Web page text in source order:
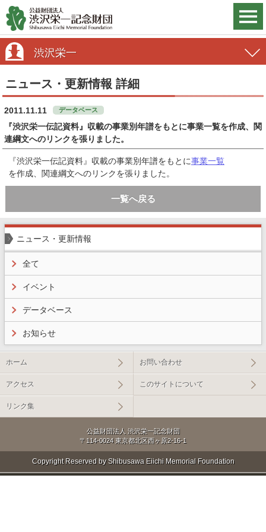
渋沢栄一
ニュース・更新情報 詳細
2011.11.11 データベース
『渋沢栄一伝記資料』収載の事業別年譜をもとに事業一覧を作成、関
連綱文へのリンクを張りました。
『渋沢栄一伝記資料』収載の事業別年譜をもとに事業一覧
を作成、関連綱文へのリンクを張りました。
一覧へ戻る
ニュース・更新情報
全て
イベント
データベース
お知らせ
ホーム お問い合わせ
アクセス このサイトについて
リンク集
公益財団法人 渋沢栄一記念財団
〒114-0024 東京都北区西ヶ原2-16-1
Copyright Reserved by Shibusawa Eiichi Memorial Foundation